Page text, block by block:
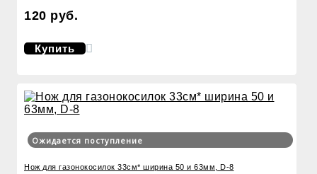
120 руб.
Купить
Ожидается поступление
Нож для газонокосилок 33см* ширина 50 и 63мм, D-8